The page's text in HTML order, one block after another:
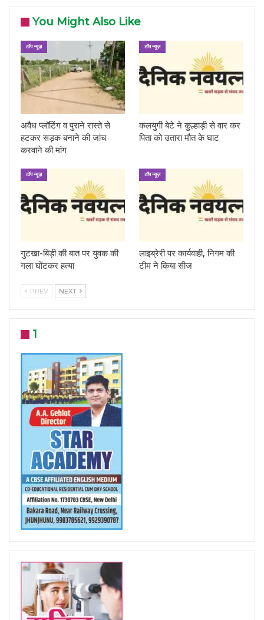
You Might Also Like
टॉप न्यूज़
अवैध प्लॉटिंग व पुराने रास्ते से
हटकर सड़क बनाने की जांच
करवाने की मांग
टॉप न्यूज़
कलयुगी बेटे ने कुल्हाड़ी से वार कर
पिता को उतारा मौत के घाट
टॉप न्यूज़
गुटखा-बिड़ी की बात पर युवक की
गला घोंटकर हत्या
टॉप न्यूज़
लाइब्रेरी पर कार्यवाही, निगम की
टीम ने किया सीज
PREV NEXT
1